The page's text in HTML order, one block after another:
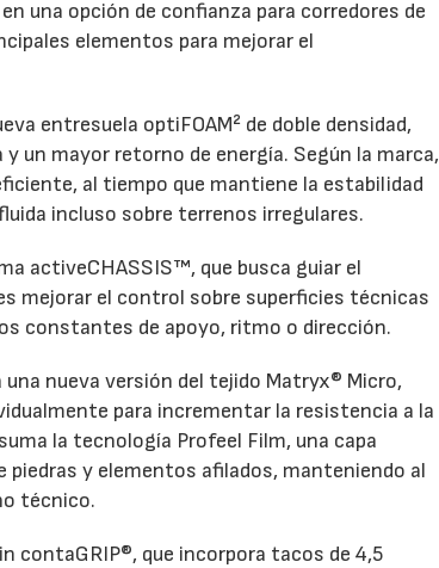
una opción de confianza para corredores de
elementos para mejorar el
entresuela optiFOAM² de doble densidad,
un mayor retorno de energía. Según la marca,
al tiempo que mantiene la estabilidad
incluso sobre terrenos irregulares.
activeCHASSIS™, que busca guiar el
mejorar el control sobre superficies técnicas
constantes de apoyo, ritmo o dirección.
nueva versión del tejido Matryx® Micro,
para incrementar la resistencia a la
la tecnología Profeel Film, una capa
y elementos afilados, manteniendo al
técnico.
contaGRIP®, que incorpora tacos de 4,5